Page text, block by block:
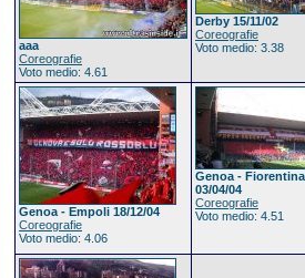
aaa
Coreografie
Voto medio: 4.61
Derby 15/11/02
Coreografie
Voto medio: 3.38
Genoa - Empoli 18/12/04
Coreografie
Voto medio: 4.06
Genoa - Fiorentina
03/04/04
Coreografie
Voto medio: 4.51